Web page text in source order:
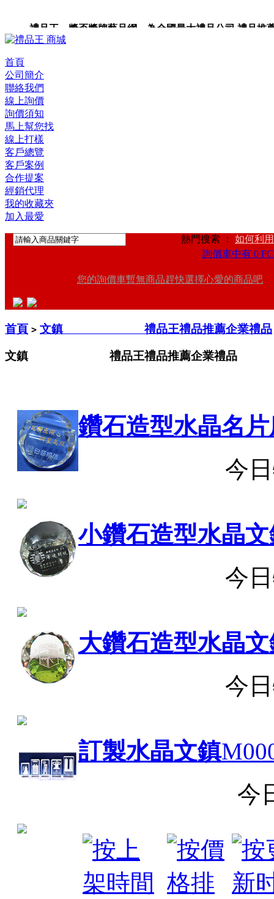
禮品王 獎盃獎牌藝品網 為全國最大禮品公司,禮品推
禮品卡,企業禮品,禮品小物,高級禮品,禮品網站。
首頁
公司簡介
聯絡我們
線上詢價
詢價須知
馬上幫您找
線上打樣
客戶總覽
客戶案例
合作提案
經銷代理
我的收藏夾
加入最愛
熱門搜索 ： 如何利
詢價車中有 0
您的詢價車暫無商品趕快選擇心愛的商品吧
首頁 > 文鎮 禮品王禮品推薦企業禮品
文鎮 禮品王禮品推薦企業禮品
鑽石造型水晶名
今
小鑽石造型水晶
今
大鑽石造型水晶
今
訂製水晶文鎮
今